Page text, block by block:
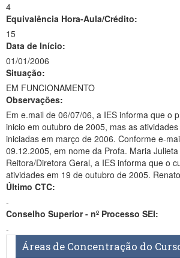
4
Equivalência Hora-Aula/Crédito:
15
Data de Início:
01/01/2006
Situação:
EM FUNCIONAMENTO
Observações:
Em e.mail de 06/07/06, a IES informa que o
inicio em outubro de 2005, mas as
iniciadas em março de 2006. Conforme e-
09.12.2005, em nome da Profa. Maria
Reitora/Diretora Geral, a IES informa que o
atividades em 19 de outubro de 2005.
Último CTC:
-
Conselho Superior - nº Processo SEI:
-
Áreas de Concentração do